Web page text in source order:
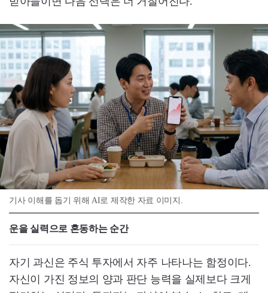
기사 이해를 돕기 위해 AI로 제작한 자료 이미지.
운을 실력으로 혼동하는 순간
자기 과신은 주식 투자에서 자주 나타나는 함정이다.
자신이 가진 정보의 양과 판단 능력을 실제보다 크게